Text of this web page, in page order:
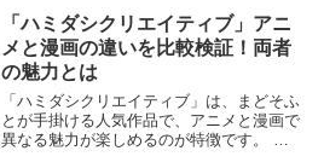
ンの間で話題となっています。 本記事で
は、『...
「ハミダシクリエイティブ」アニ
メと漫画の違いを比較検証！両者
の魅力とは
「ハミダシクリエイティブ」は、まどそふ
とが手掛ける人気作品で、アニメと漫画で
異なる魅力が楽しめるのが特徴です。 ア